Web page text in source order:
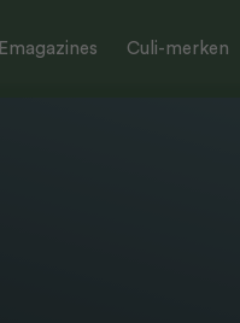
Emagazines Culi-merken